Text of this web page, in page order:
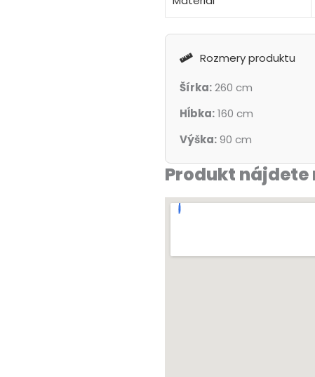
Rozmery produktu
Šírka:260 cm
Hĺbka:160 cm
Výška:90 cm
Produkt nájdete